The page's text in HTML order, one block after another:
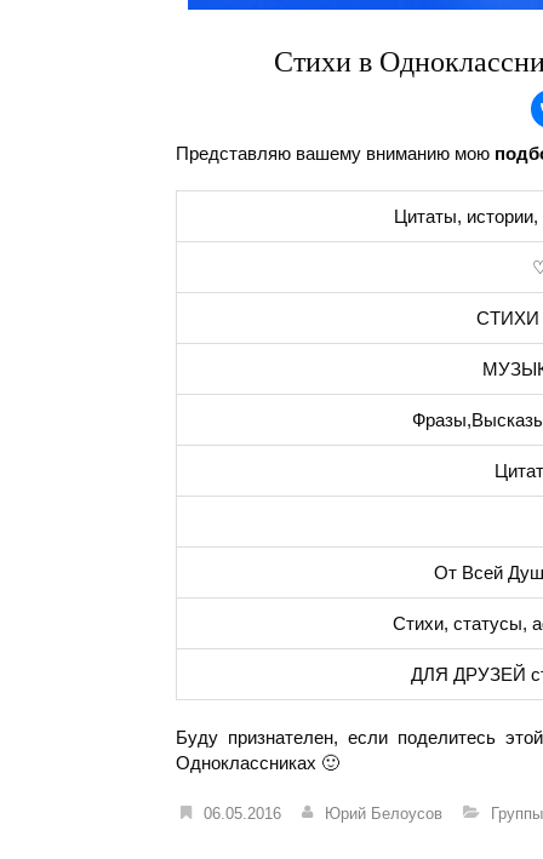
Стихи в
Представляю вашему вниманию мою
Цитаты, истории,
СТИХИ
От Всей
Стихи, статусы,
ДЛЯ ДРУЗЕЙ
Буду признателен, если поделитесь
Одноклассниках 🙂
06.05.2016 Юрий Белоусов Группы